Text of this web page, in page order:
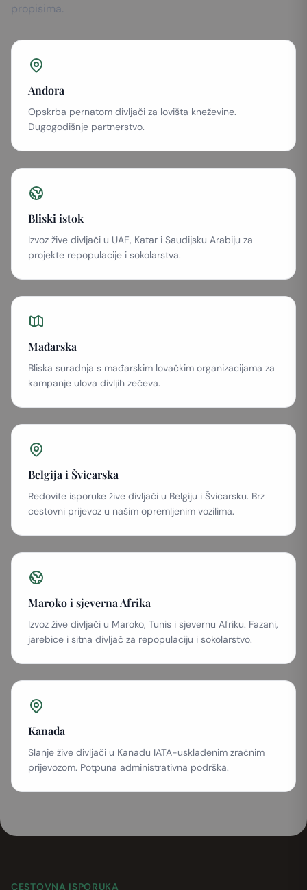
propisima.
Andora
Opskrba pernatom divljači za lovišta kneževine.
Dugogodišnje partnerstvo.
Bliski istok
Izvoz žive divljači u UAE, Katar i Saudijsku Arabiju za
projekte repopulacije i sokolarstva.
Mađarska
Bliska suradnja s mađarskim lovačkim organizacijama za
kampanje ulova divljih zečeva.
Belgija i Švicarska
Redovite isporuke žive divljači u Belgiju i Švicarsku. Brz
cestovni prijevoz u našim opremljenim vozilima.
Maroko i sjeverna Afrika
Izvoz žive divljači u Maroko, Tunis i sjevernu Afriku. Fazani,
jarebice i sitna divljač za repopulaciju i sokolarstvo.
Kanada
Slanje žive divljači u Kanadu IATA-usklađenim zračnim
prijevozom. Potpuna administrativna podrška.
CESTOVNA ISPORUKA